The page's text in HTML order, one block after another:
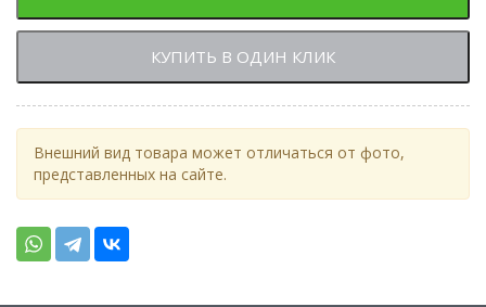
КУПИТЬ В ОДИН КЛИК
Внешний вид товара может отличаться от фото,
представленных на сайте.